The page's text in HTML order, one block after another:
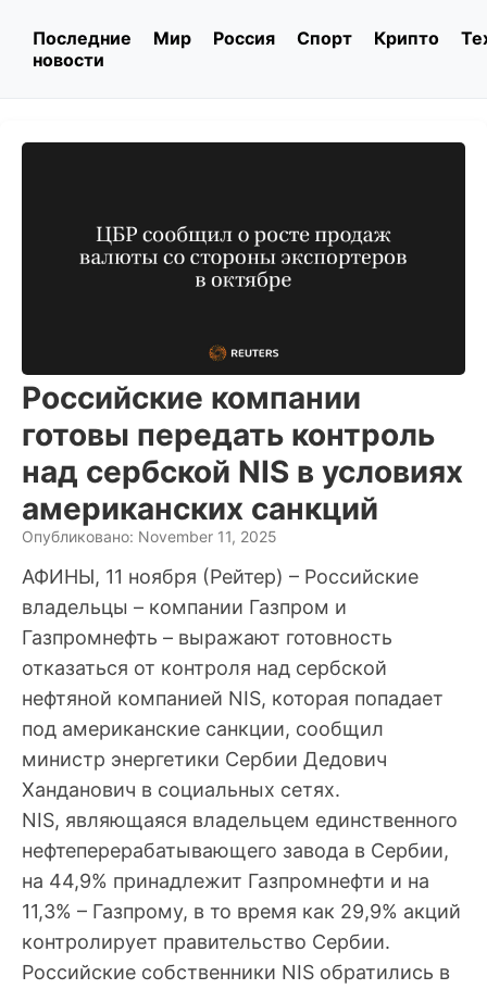
Последние
новости
Мир Россия Спорт Крипто
Российские компании
готовы передать контроль
над сербской NIS в условиях
американских санкций
Опубликовано: November 11, 2025
АФИНЫ, 11 ноября (Рейтер) – Российские
владельцы – компании Газпром и
Газпромнефть – выражают готовность
отказаться от контроля над сербской
нефтяной компанией NIS, которая попадает
под американские санкции, сообщил
министр энергетики Сербии Дедович
Ханданович в социальных сетях.
NIS, являющаяся владельцем единственного
нефтеперерабатывающего завода в Сербии,
на 44,9% принадлежит Газпромнефти и на
11,3% – Газпрому, в то время как 29,9% акций
контролирует правительство Сербии.
Российские собственники NIS обратились в